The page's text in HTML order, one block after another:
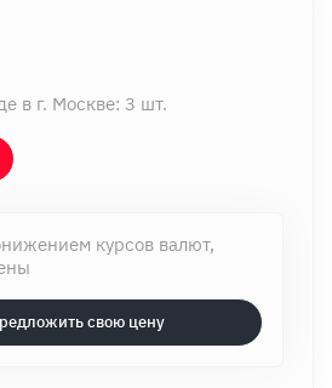
в г. Москве: 3 шт.
курсов валют,
свою цену